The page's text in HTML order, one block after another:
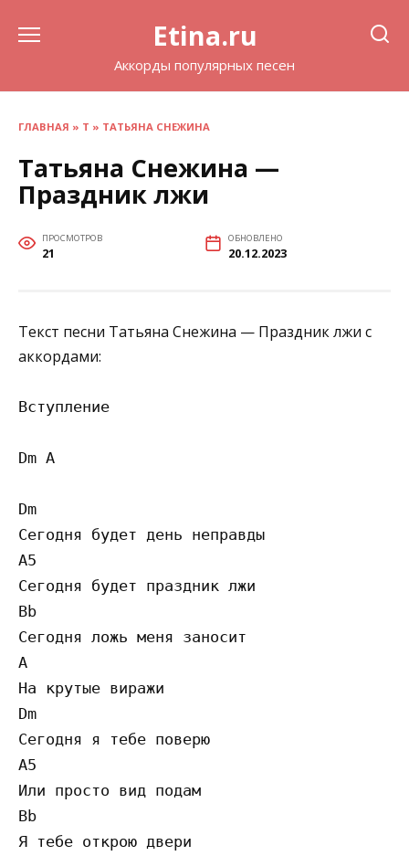
Etina.ru
Аккорды популярных песен
ГЛАВНАЯ » Т » ТАТЬЯНА СНЕЖИНА
Татьяна Снежина —
Праздник лжи
ПРОСМОТРОВ
21
ОБНОВЛЕНО
20.12.2023
Текст песни Татьяна Снежина — Праздник лжи с
аккордами:
Вступление
Dm A
Dm
Сегодня будет день неправды
A5
Сегодня будет праздник лжи
Bb
Сегодня ложь меня заносит
A
На крутые виражи
Dm
Сегодня я тебе поверю
A5
Или просто вид подам
Bb
Я тебе открою двери